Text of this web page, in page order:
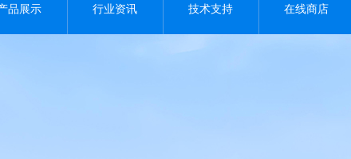
品展示 行业资讯 技术支持 在线商店